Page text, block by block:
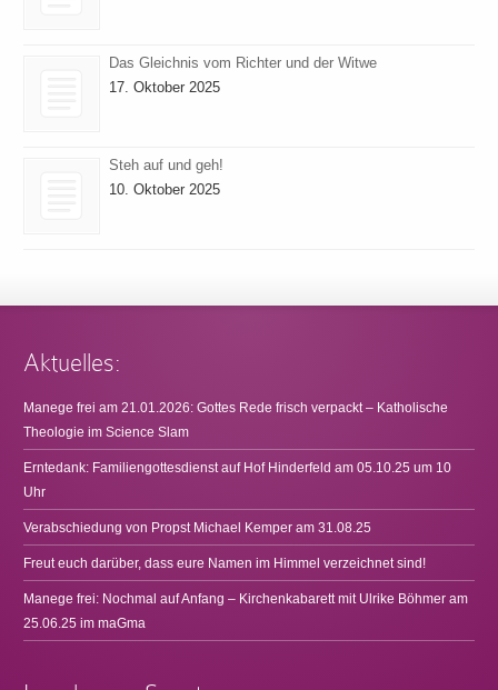
Das Gleichnis vom Richter und der Witwe
17. Oktober 2025
Steh auf und geh!
10. Oktober 2025
Aktuelles:
Manege frei am 21.01.2026: Gottes Rede frisch verpackt – Katholische
Theologie im Science Slam
Erntedank: Familiengottesdienst auf Hof Hinderfeld am 05.10.25 um 10
Uhr
Verabschiedung von Propst Michael Kemper am 31.08.25
Freut euch darüber, dass eure Namen im Himmel verzeichnet sind!
Manege frei: Nochmal auf Anfang – Kirchenkabarett mit Ulrike Böhmer am
25.06.25 im maGma